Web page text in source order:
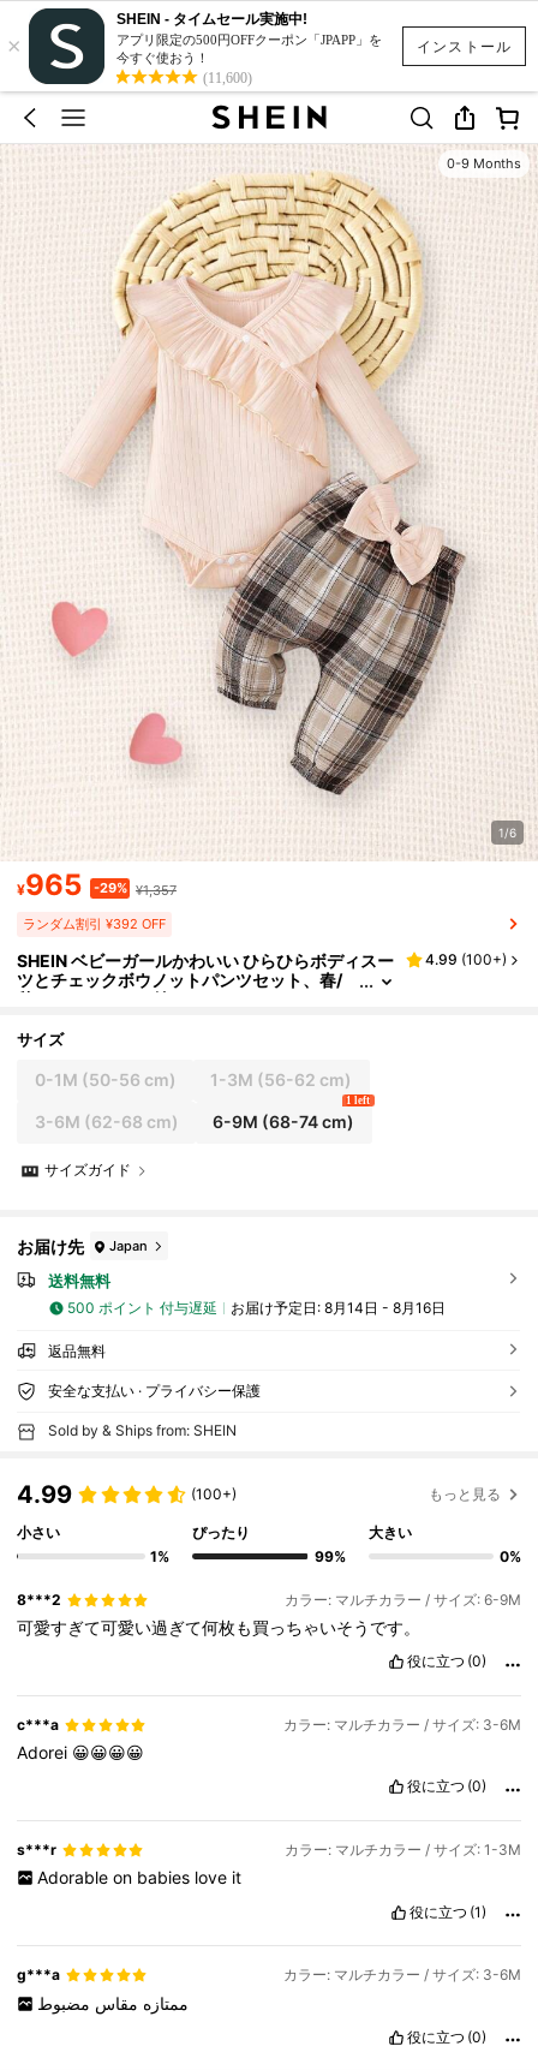
インストール
×
SHEIN - タイムセール実施中!
アプリ限定の500円OFFクーポン「JPAPP」を
今すぐ使おう！
(11,600)
0-9 Months
1/6
¥965 -29% ¥1,357
ランダム割引 ¥392 OFF
SHEIN ベビーガールかわいい ひらひらボディスー
ツとチェックボウノットパンツセット、春/
秋、ヘッドバンド付き
4.99 (100+)
サイズ
0-1M (50-56 cm) 1-3M (56-62 cm)
3-6M (62-68 cm) 6-9M (68-74 cm)
1 left
サイズガイド
お届け先 Japan
送料無料
500 ポイント 付与遅延 お届け予定日: 8月14日 - 8月16日
返品無料
安全な支払い · プライバシー保護
Sold by & Ships from: SHEIN
4.99 (100+) もっと見る
小さい
1%
ぴったり
99%
大きい
0%
8***2 カラー: マルチカラー / サイズ: 6-9M
可愛すぎて可愛い過ぎて何枚も買っちゃいそうです。
役に立つ (0)
c***a カラー: マルチカラー / サイズ: 3-6M
Adorei 😀😀😀😀
役に立つ (0)
s***r カラー: マルチカラー / サイズ: 1-3M
Adorable on babies love it
役に立つ (1)
g***a カラー: マルチカラー / サイズ: 3-6M
ممتازه مقاس مضبوط
役に立つ (0)